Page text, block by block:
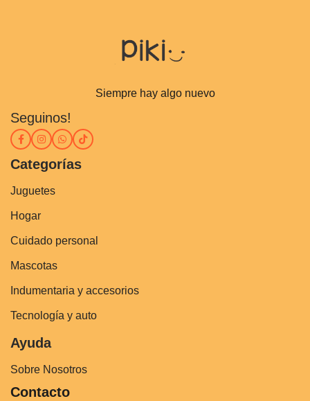
Siempre hay algo nuevo
Seguinos!
Categorías
Juguetes
Hogar
Cuidado personal
Mascotas
Indumentaria y accesorios
Tecnología y auto
Ayuda
Sobre Nosotros
Contacto